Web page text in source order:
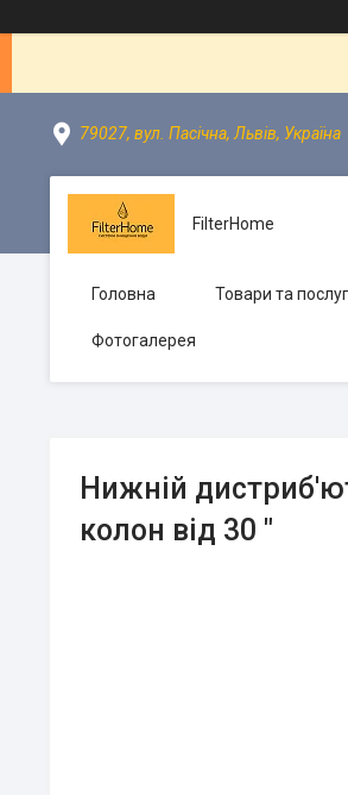
79027, вул. Пасічна, Львів, Україна
FilterHome
Головна Товари та
Фотогалерея
Нижній
колон від 30 "